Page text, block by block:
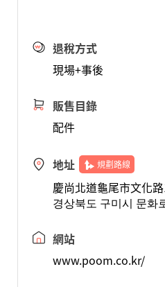
退稅方式
現場+事後
販售目錄
配件
地址 規劃路線
慶尚北道龜尾市文化
경상북도 구미시 문화
網站
www.poom.co.kr/